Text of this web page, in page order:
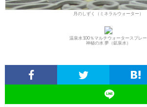
月のしずく（ミネラルウォーター）
温泉水100％マルチウォータースプレー
神秘の水 夢（鉱泉水）